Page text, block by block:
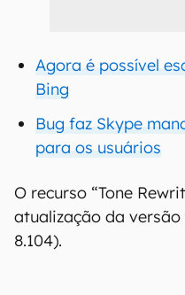
Agora é possível
Bing
Bug faz Skype
para os usuários
O recurso “Tone
atualização da
8.104).